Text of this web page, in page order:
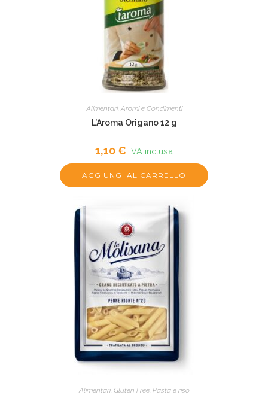
Alimentari, Aromi e Condimenti
L’Aroma Origano 12 g
1,10€ IVA inclusa
AGGIUNGI AL CARRELLO
Alimentari, Gluten Free, Pasta e riso